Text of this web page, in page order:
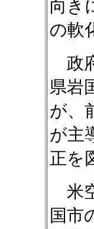
向き
の軟
政
県岩
が、
が主
正を
米
国市